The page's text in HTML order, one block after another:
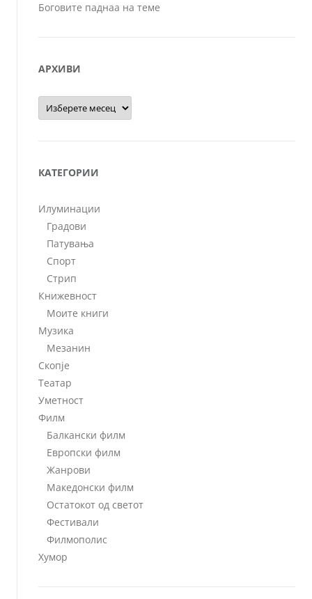
Боговите паднаа на теме
АРХИВИ
Архиви
КАТЕГОРИИ
Илуминации
Градови
Патувања
Спорт
Стрип
Книжевност
Моите книги
Музика
Мезанин
Скопје
Театар
Уметност
Филм
Балкански филм
Европски филм
Жанрови
Македонски филм
Остатокот од светот
Фестивали
Филмополис
Хумор